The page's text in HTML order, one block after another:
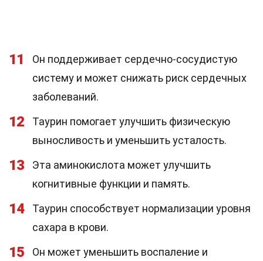
11
Он поддерживает сердечно-сосудистую
систему и может снижать риск сердечных
заболеваний.
12
Таурин помогает улучшить физическую
выносливость и уменьшить усталость.
13
Эта аминокислота может улучшить
когнитивные функции и память.
14
Таурин способствует нормализации уровня
сахара в крови.
15
Он может уменьшить воспаление и